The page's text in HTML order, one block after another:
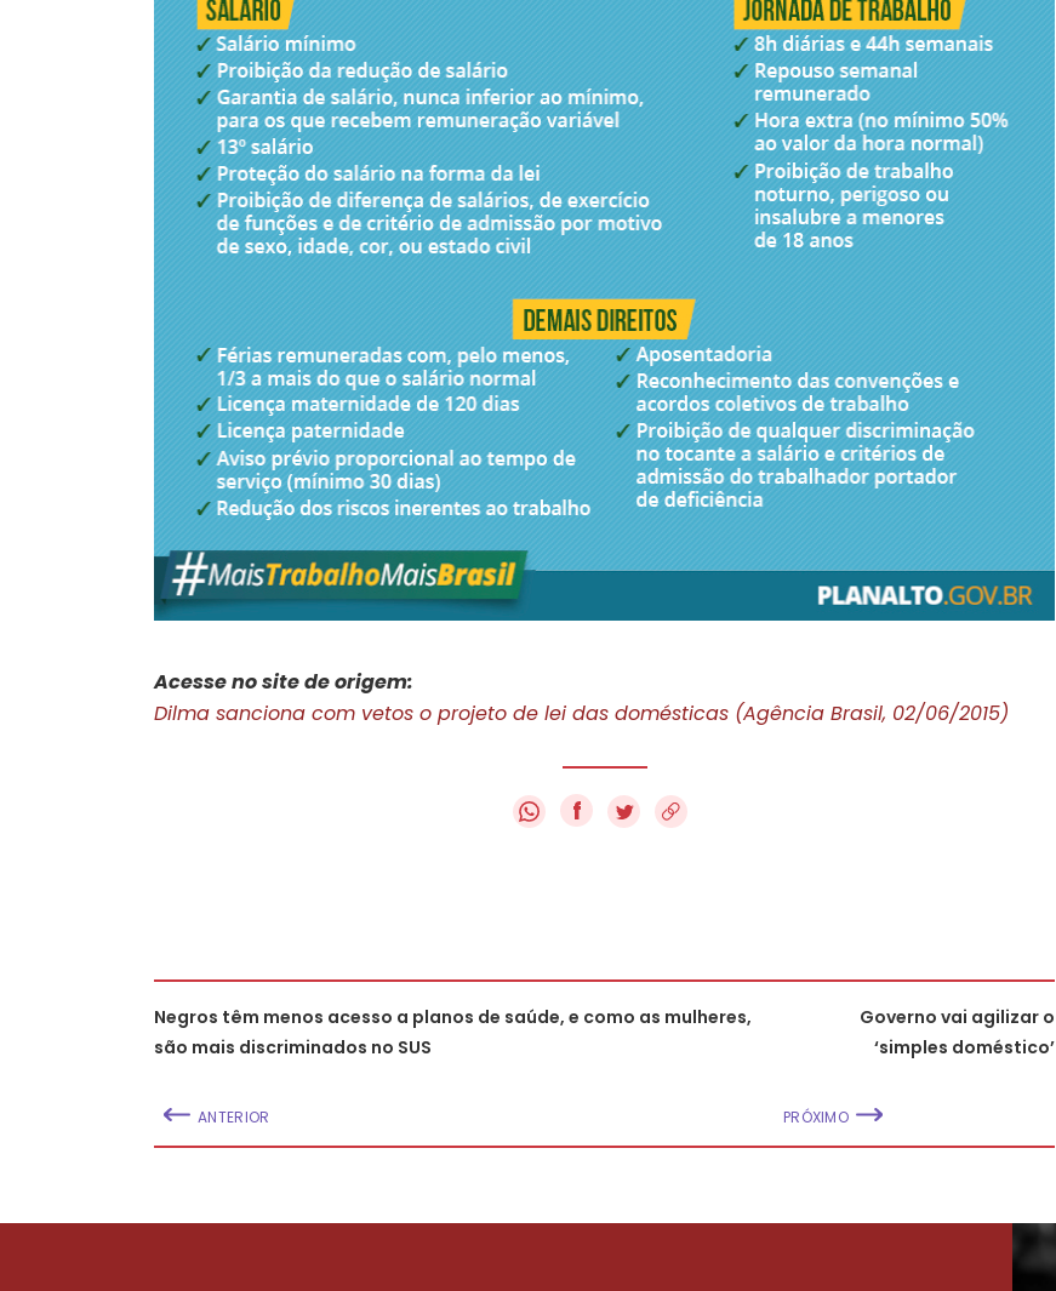
Acesse no site de origem:
Dilma sanciona com vetos o projeto de lei das domésticas (Agência Brasil, 02/06/2015)
f
Negros têm menos acesso a planos de saúde, e como as mulheres,
são mais discriminados no SUS
ANTERIOR
Governo vai agilizar o
‘simples doméstico’
PRÓXIMO